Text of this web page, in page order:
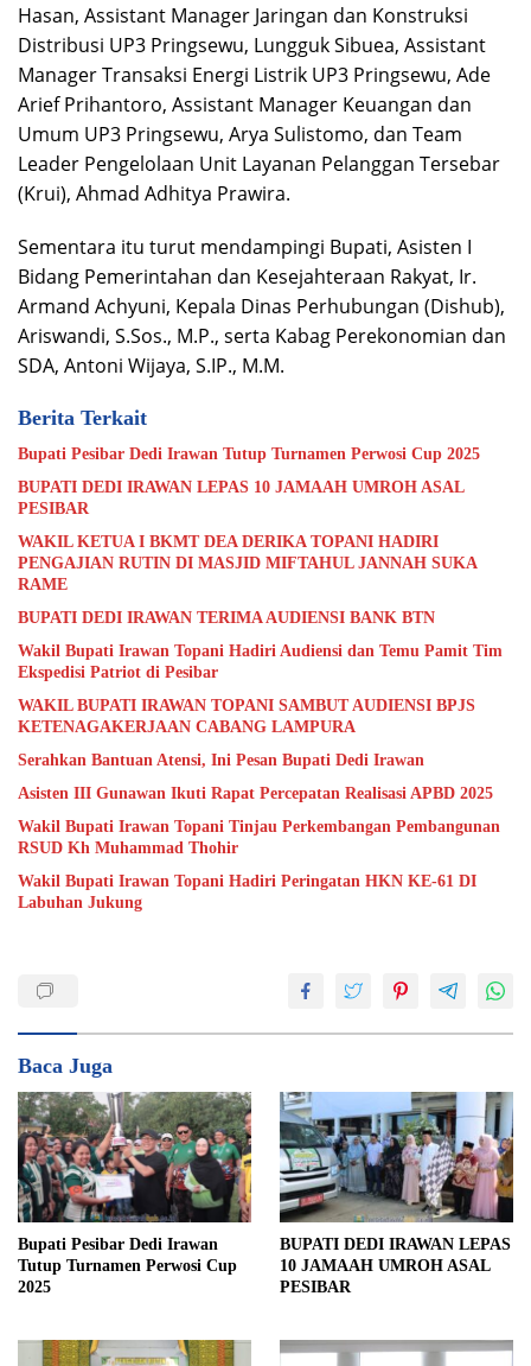
Hasan, Assistant Manager Jaringan dan Konstruksi
Distribusi UP3 Pringsewu, Lungguk Sibuea, Assistant
Manager Transaksi Energi Listrik UP3 Pringsewu, Ade
Arief Prihantoro, Assistant Manager Keuangan dan
Umum UP3 Pringsewu, Arya Sulistomo, dan Team
Leader Pengelolaan Unit Layanan Pelanggan Tersebar
(Krui), Ahmad Adhitya Prawira.
Sementara itu turut mendampingi Bupati, Asisten I
Bidang Pemerintahan dan Kesejahteraan Rakyat, Ir.
Armand Achyuni, Kepala Dinas Perhubungan (Dishub),
Ariswandi, S.Sos., M.P., serta Kabag Perekonomian dan
SDA, Antoni Wijaya, S.IP., M.M.
Berita Terkait
Bupati Pesibar Dedi Irawan Tutup Turnamen Perwosi Cup 2025
BUPATI DEDI IRAWAN LEPAS 10 JAMAAH UMROH ASAL
PESIBAR
WAKIL KETUA I BKMT DEA DERIKA TOPANI HADIRI
PENGAJIAN RUTIN DI MASJID MIFTAHUL JANNAH SUKA
RAME
BUPATI DEDI IRAWAN TERIMA AUDIENSI BANK BTN
Wakil Bupati Irawan Topani Hadiri Audiensi dan Temu Pamit Tim
Ekspedisi Patriot di Pesibar
WAKIL BUPATI IRAWAN TOPANI SAMBUT AUDIENSI BPJS
KETENAGAKERJAAN CABANG LAMPURA
Serahkan Bantuan Atensi, Ini Pesan Bupati Dedi Irawan
Asisten III Gunawan Ikuti Rapat Percepatan Realisasi APBD 2025
Wakil Bupati Irawan Topani Tinjau Perkembangan Pembangunan
RSUD Kh Muhammad Thohir
Wakil Bupati Irawan Topani Hadiri Peringatan HKN KE-61 DI
Labuhan Jukung
Baca Juga
Bupati Pesibar Dedi Irawan
Tutup Turnamen Perwosi Cup
2025
BUPATI DEDI IRAWAN LEPAS
10 JAMAAH UMROH ASAL
PESIBAR